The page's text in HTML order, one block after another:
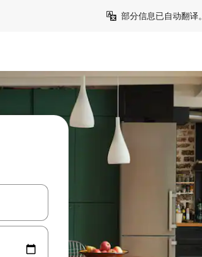
部分信息已自动翻译。
过点击或滑动手势浏览。